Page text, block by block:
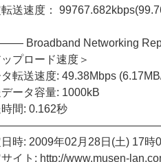
送速度：
Broadband Networking
ップロード速度＞
転送速度: 49.38Mbps
ータ容量: 1000kB
間: 0.162秒
時: 2009年02月28日(土) 17時
イト: http://www.musen-